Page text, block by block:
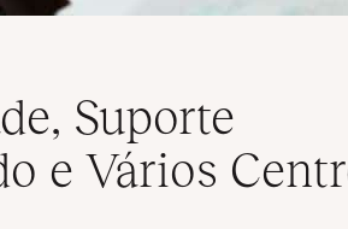
Suporte
e Vários